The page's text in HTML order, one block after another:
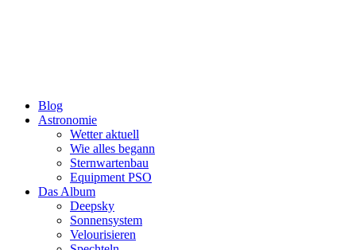
Blog
Astronomie
Wetter aktuell
Wie alles begann
Sternwartenbau
Equipment PSO
Das Album
Deepsky
Sonnensystem
Velourisieren